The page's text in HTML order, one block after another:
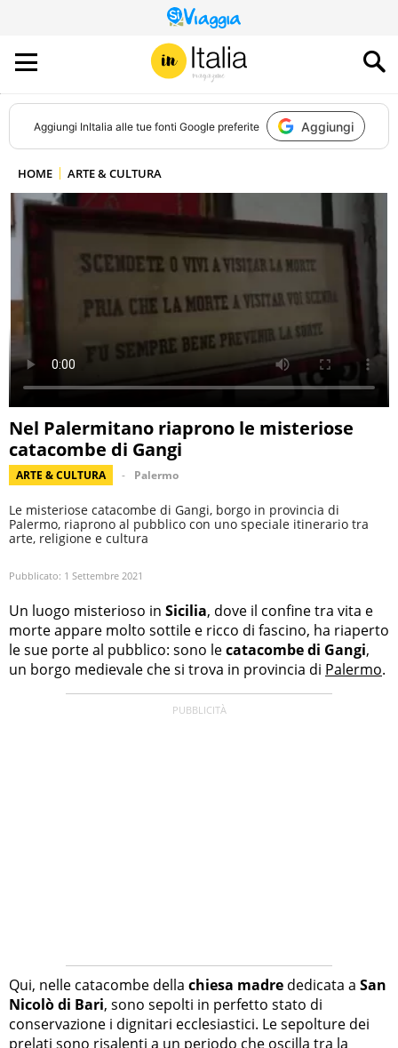
QUESTO
SITO
CONTRIBUISCE
ALL’AUDIENCE
DI
Aggiungi InItalia alle tue fonti Google preferite Aggiungi
HOME ARTE & CULTURA
Nel Palermitano riaprono le misteriose
catacombe di Gangi
ARTE & CULTURA Palermo
Le misteriose catacombe di Gangi, borgo in provincia di
Palermo, riaprono al pubblico con uno speciale itinerario tra
arte, religione e cultura
Pubblicato: 1 Settembre 2021
Un luogo misterioso in Sicilia, dove il confine tra vita e
morte appare molto sottile e ricco di fascino, ha riaperto
le sue porte al pubblico: sono lecatacombe di Gangi,
un borgo medievale che si trova in provincia di Palermo.
Qui, nelle catacombe della chiesa madre dedicata a San
Nicolò di Bari, sono sepolti in perfetto stato di
conservazione i dignitari ecclesiastici. Le sepolture dei
prelati sono risalenti a un periodo che oscilla tra la